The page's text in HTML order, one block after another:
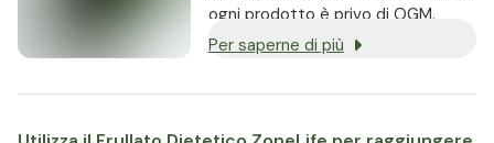
ogni prodotto è privo di OGM.
Per saperne di più